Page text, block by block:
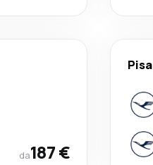
da187 €
Pisa